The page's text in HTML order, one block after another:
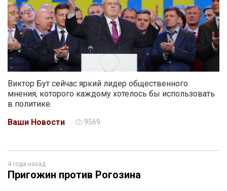
Виктор Бут сейчас яркий лидер общественного
мнения, которого каждому хотелось бы использовать
в политике.
Ваши Новости
9569
4 года назад
Пригожин против Рогозина